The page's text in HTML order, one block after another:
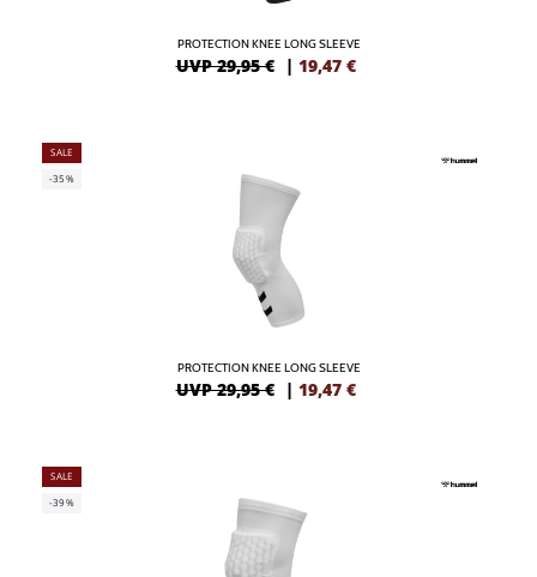
PROTECTION KNEE LONG SLEEVE
UVP 29,95 € | 19,47 €
SALE
-35%
PROTECTION KNEE LONG SLEEVE
UVP 29,95 € | 19,47 €
SALE
-39%